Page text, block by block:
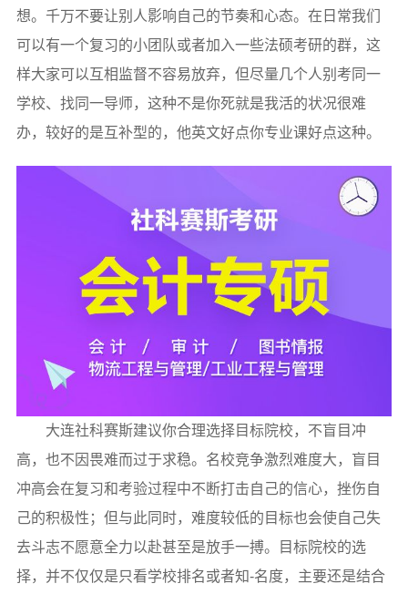
想。千万不要让别人影响自己的节奏和心态。在日常我们
可以有一个复习的小团队或者加入一些法硕考研的群，这
样大家可以互相监督不容易放弃，但尽量几个人别考同一
学校、找同一导师，这种不是你死就是我活的状况很难
办，较好的是互补型的，他英文好点你专业课好点这种。
大连社科赛斯建议你合理选择目标院校，不盲目冲
高，也不因畏难而过于求稳。名校竞争激烈难度大，盲目
冲高会在复习和考验过程中不断打击自己的信心，挫伤自
己的积极性；但与此同时，难度较低的目标也会使自己失
去斗志不愿意全力以赴甚至是放手一搏。目标院校的选
择，并不仅仅是只看学校排名或者知-名度，主要还是结合